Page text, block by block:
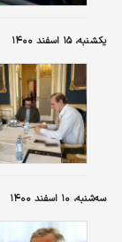
یکشنبه، ۱۵ اسفند ۱۴۰۰
سه‌شنبه، ۱۰ اسفند ۱۴۰۰